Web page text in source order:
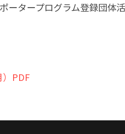
ータープログラム登録団体活
）PDF